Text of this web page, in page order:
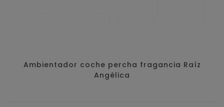
Ambientador coche percha fragancia Raíz
Angélica